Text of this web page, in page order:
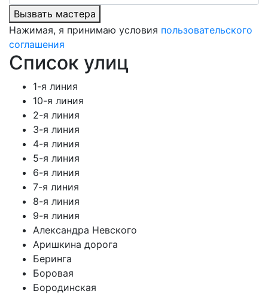
Вызвать мастера
Нажимая, я принимаю условия пользовательского
соглашения
Список улиц
1-я линия
10-я линия
2-я линия
3-я линия
4-я линия
5-я линия
6-я линия
7-я линия
8-я линия
9-я линия
Александра Невского
Аришкина дорога
Беринга
Боровая
Бородинская